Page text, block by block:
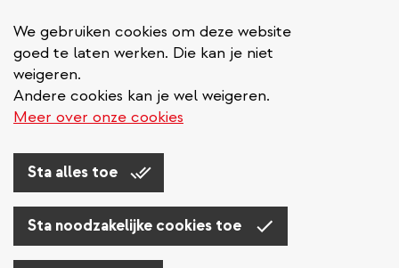
We gebruiken cookies om deze website
goed te laten werken. Die kan je niet
weigeren.
Andere cookies kan je wel weigeren.
Meer over onze cookies
Sta alles toe
Sta noodzakelijke cookies toe